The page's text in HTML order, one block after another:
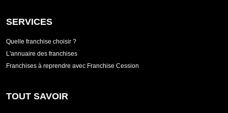
SERVICES
Quelle franchise choisir ?
L'annuaire des franchises
Franchises à reprendre avec Franchise Cession
TOUT SAVOIR